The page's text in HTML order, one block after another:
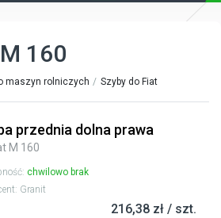
160
maszyn rolniczych Szyby do Fiat
przednia dolna prawa
M 160
chwilowo brak
Granit
216,38 zł / szt.